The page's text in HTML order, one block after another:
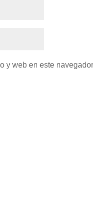
y web en este